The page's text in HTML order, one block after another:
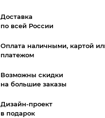
Доставка
по всей России
Оплата наличными, картой
платежом
Возможны скидки
на большие заказы
Дизайн-проект
в подарок